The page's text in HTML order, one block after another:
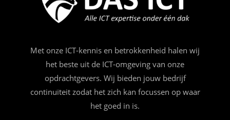
Met onze ICT-kennis en betrokkenheid halen wij
het beste uit de ICT-omgeving van onze
opdrachtgevers. Wij bieden jouw bedrijf
continuïteit zodat het zich kan focussen op waar
het goed in is.